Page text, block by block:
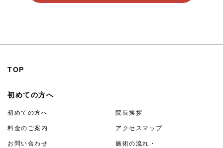
TOP
初めての方へ
初めての方へ 院長挨拶
料金のご案内 アクセスマップ
お問い合わせ
施術の流れ・